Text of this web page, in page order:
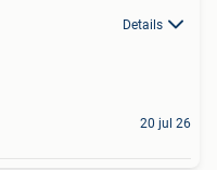
Details
20 jul 26